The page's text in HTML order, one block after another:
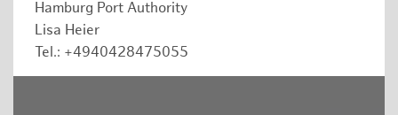
Hamburg Port Authority
Lisa Heier
Tel.: +4940428475055